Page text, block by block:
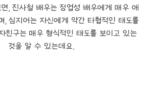
, 진사철 배우는 정업성 배우에게 매우 애
, 심지어는 자신에게 약간 타협적인 태도를
친구는 매우 형식적인 태도를 보이고 있는
것을 알 수 있는데요.